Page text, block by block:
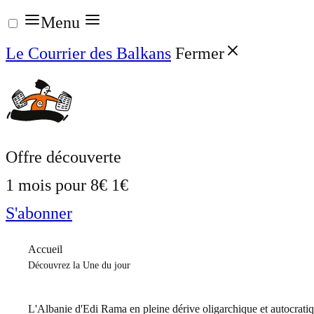
Aller
au
contenu
Menu
Le Courrier des Balkans Fermer
Offre découverte
1 mois pour 8€ 1€
S'abonner
Accueil
Découvrez la Une du jour
L'Albanie d'Edi Rama en pleine dérive oligarchique et